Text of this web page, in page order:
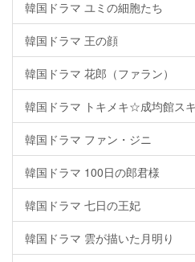
韓国ドラマ ユミの細胞たち
韓国ドラマ 王の顔
韓国ドラマ 花郎（ファラン）
韓国ドラマ トキメキ☆成均館ス
韓国ドラマ ファン・ジニ
韓国ドラマ 100日の郎君様
韓国ドラマ 七日の王妃
韓国ドラマ 雲が描いた月明り